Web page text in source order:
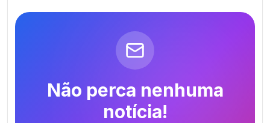
Não perca nenhuma
notícia!